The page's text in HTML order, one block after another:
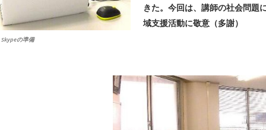
Skypeの準備
きた。今回は、講師の社会問題
域支援活動に敬意（多謝）